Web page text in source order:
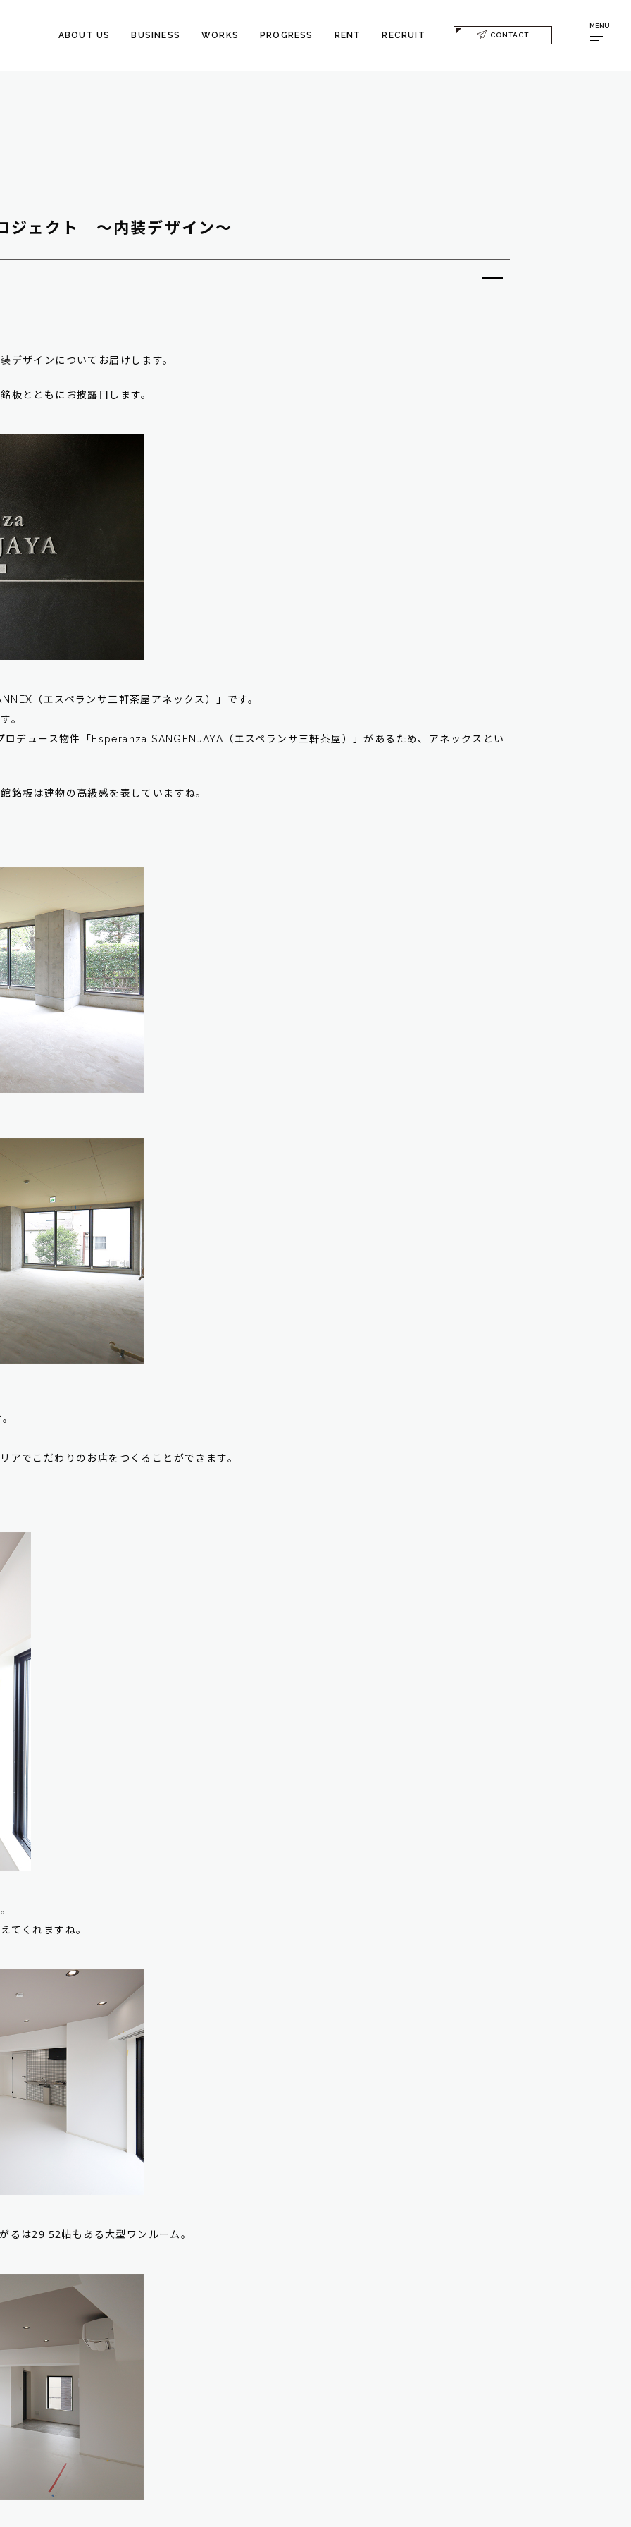
ABOUT US BUSINESS WORKS PROGRESS RENT RECRUIT CONTACT
MENU
ジェクト ～内装デザイン～
デザインについてお届けします。
板とともにお披露目します。
（エスペランサ三軒茶屋アネックス）」です。
。
デュース物件「Esperanza SANGENJAYA（エスペランサ三軒茶屋）」があるため、アネックスとい
銘板は建物の高級感を表していますね。
アでこだわりのお店をつくることができます。
てくれますね。
るは29.52帖もある大型ワンルーム。